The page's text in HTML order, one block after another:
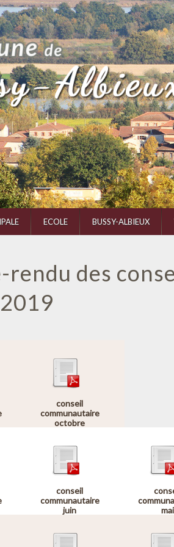
ECOLE BUSSY-ALBIEUX
rendu des
conseil
communautaire
octobre
conseil
communautaire
juin
mai